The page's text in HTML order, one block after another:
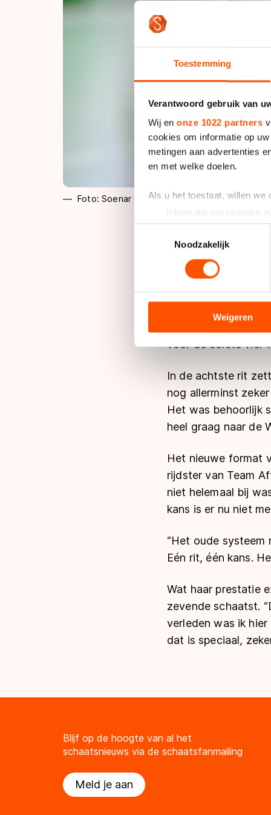
Toestemming
Verantwoord gebruik van
Wij en onze 1022 partners
cookies om informatie op
metingen aan advertenties
en met welke doelen.
Als u het toestaat, willen we
Informatie verzamelen
Uw apparaat
Lees meer over hoe uw
toestemming op elk
analyseren. We delen
analyse. Zij kunnen deze
hun services. Sommige
adequaat
Noodzakelijk
Weigeren
Foto: Soenar Chamid
Kardinge is de
op de Groningse
World Cup-ticket
De 39.32 van Van
voor de eerste vier
In de achtste rit
nog allerminst
Het was behoorlijk
heel graag naar de
Het nieuwe format
rijdster van Team
niet helemaal bij
kans is er nu niet
“Het oude
Eén rit, één kans.
Wat haar prestatie
zevende schaatst.
verleden was ik
dat is speciaal,
Blijf op de hoogte van al het
schaatsnieuws via de schaatsfanmailing
Meld je aan